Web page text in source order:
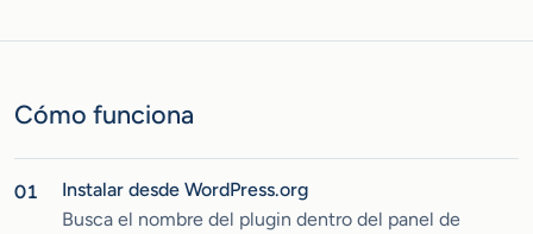
Cómo funciona
01
Instalar desde WordPress.org
Busca el nombre del plugin dentro del panel de